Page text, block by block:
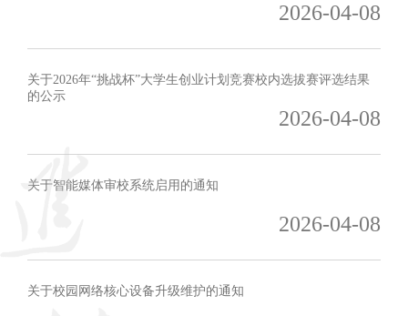
2026-04-08
关于2026年“挑战杯”大学生创业计划竞赛校内选拔赛评选结果
的公示
2026-04-08
关于智能媒体审校系统启用的通知
2026-04-08
关于校园网络核心设备升级维护的通知